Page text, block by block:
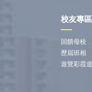
校友專區
回饋母校
歷屆班相
遊覽彩霞